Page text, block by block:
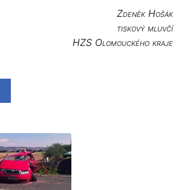
Zdeněk Hošák
tiskový mluvčí
HZS Olomouckého kraje